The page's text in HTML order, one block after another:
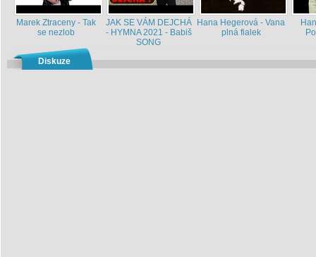
Marek Ztraceny - Tak
se nezlob
JAK SE VÁM DEJCHÁ
- HYMNA 2021 - Babiš
SONG
Hana Hegerová - Vana
plná fialek
Diskuze